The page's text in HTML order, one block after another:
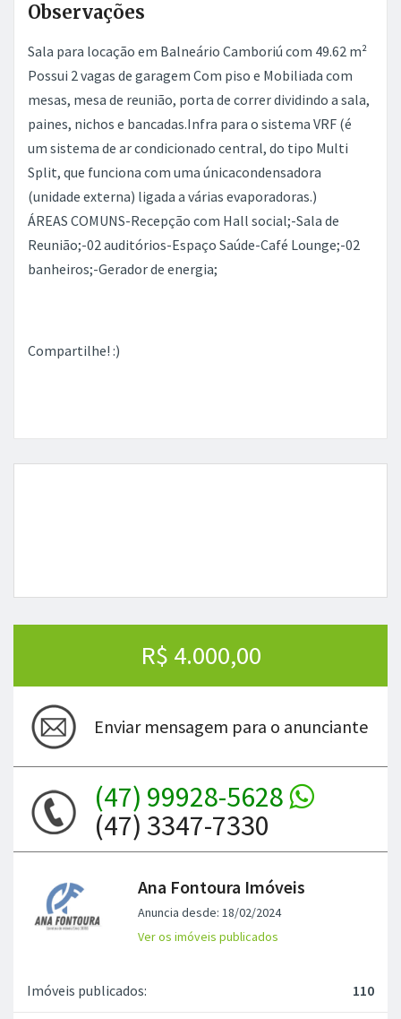
Observações
Sala para locação em Balneário Camboriú com 49.62 m²
Possui 2 vagas de garagem Com piso e Mobiliada com
mesas, mesa de reunião, porta de correr dividindo a sala,
paines, nichos e bancadas.Infra para o sistema VRF (é
um sistema de ar condicionado central, do tipo Multi
Split, que funciona com uma únicacondensadora
(unidade externa) ligada a várias evaporadoras.)
ÁREAS COMUNS-Recepção com Hall social;-Sala de
Reunião;-02 auditórios-Espaço Saúde-Café Lounge;-02
banheiros;-Gerador de energia;
Compartilhe! :)
R$ 4.000,00
Enviar mensagem para o anunciante
(47) 99928-5628
(47) 3347-7330
Ana Fontoura Imóveis
Anuncia desde: 18/02/2024
Ver os imóveis publicados
Imóveis publicados: 110